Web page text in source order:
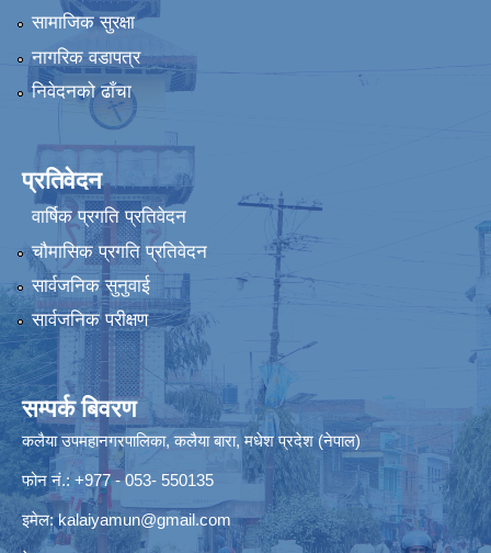
सामाजिक सुरक्षा
नागरिक वडापत्र
निवेदनको ढाँचा
प्रतिवेदन
वार्षिक प्रगति प्रतिवेदन
चौमासिक प्रगति प्रतिवेदन
सार्वजनिक सुनुवाई
सार्वजनिक परीक्षण
सम्पर्क बिवरण
कलैया उपमहानगरपालिका, कलैया बारा, मधेश प्रदेश (नेपाल)
फोन नं.: +977 - 053- 550135
इमेल:kalaiyamun@gmail.com